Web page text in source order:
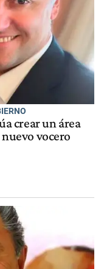
crear un área
vocero